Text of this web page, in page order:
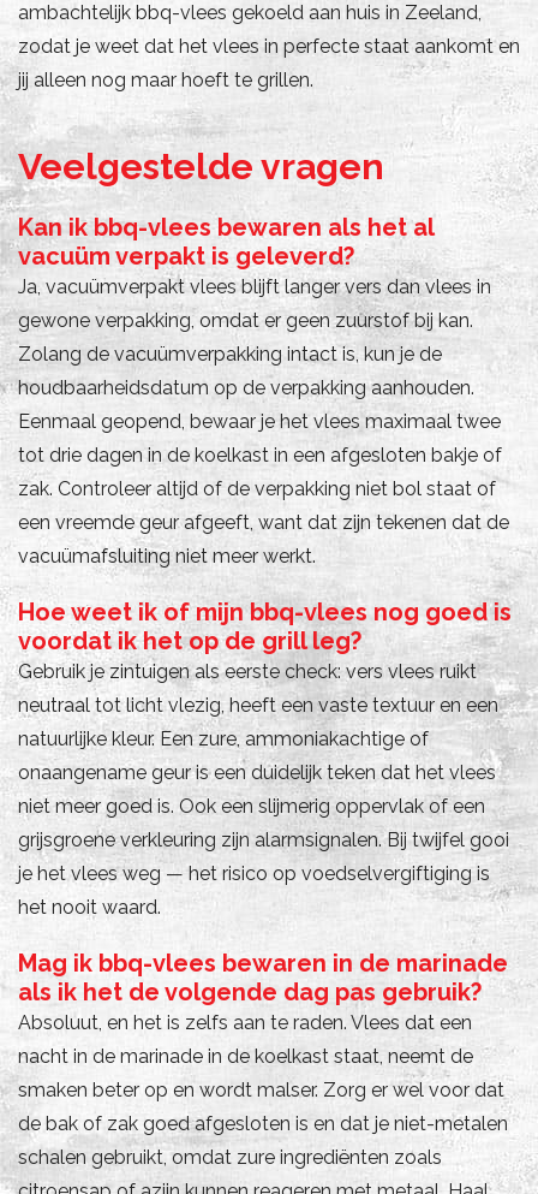
ambachtelijk bbq-vlees gekoeld aan huis in Zeeland,
zodat je weet dat het vlees in perfecte staat aankomt en
jij alleen nog maar hoeft te grillen.
Veelgestelde vragen
Kan ik bbq-vlees bewaren als het al
vacuüm verpakt is geleverd?
Ja, vacuümverpakt vlees blijft langer vers dan vlees in
gewone verpakking, omdat er geen zuurstof bij kan.
Zolang de vacuümverpakking intact is, kun je de
houdbaarheidsdatum op de verpakking aanhouden.
Eenmaal geopend, bewaar je het vlees maximaal twee
tot drie dagen in de koelkast in een afgesloten bakje of
zak. Controleer altijd of de verpakking niet bol staat of
een vreemde geur afgeeft, want dat zijn tekenen dat de
vacuümafsluiting niet meer werkt.
Hoe weet ik of mijn bbq-vlees nog goed is
voordat ik het op de grill leg?
Gebruik je zintuigen als eerste check: vers vlees ruikt
neutraal tot licht vlezig, heeft een vaste textuur en een
natuurlijke kleur. Een zure, ammoniakachtige of
onaangename geur is een duidelijk teken dat het vlees
niet meer goed is. Ook een slijmerig oppervlak of een
grijsgroene verkleuring zijn alarmsignalen. Bij twijfel gooi
je het vlees weg — het risico op voedselvergiftiging is
het nooit waard.
Mag ik bbq-vlees bewaren in de marinade
als ik het de volgende dag pas gebruik?
Absoluut, en het is zelfs aan te raden. Vlees dat een
nacht in de marinade in de koelkast staat, neemt de
smaken beter op en wordt malser. Zorg er wel voor dat
de bak of zak goed afgesloten is en dat je niet-metalen
schalen gebruikt, omdat zure ingrediënten zoals